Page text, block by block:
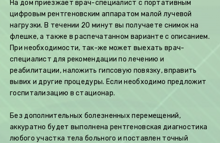
На дом приезжает врач-специалист с портативным
цифровым рентгеновским аппаратом малой лучевой
нагрузки. В течении 20 минут вы получаете снимок на
флешке, а также в распечатанном варианте с описанием.
При необходимости, так-же может выехать врач-
специалист для рекомендации по лечению и
реабилитации, наложить гипсовую повязку, вправить
вывих и другие процедуры. Если необходимо предложит
госпитализацию в стационар.
Без дополнительных болезненных перемещений,
аккуратно будет выполнена рентгеновская диагностика
любого участка тела больного и поставлен точный